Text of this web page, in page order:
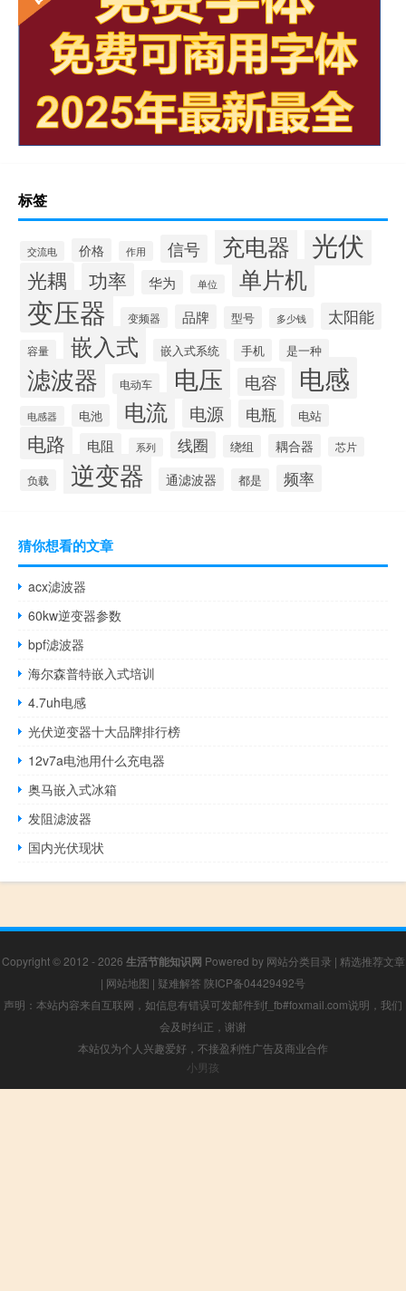
标签
交流电 价格 作用 信号 充电器 光伏
光耦 功率 华为 单位 单片机
变压器 变频器 品牌 型号 多少钱 太阳能
容量 嵌入式 嵌入式系统 手机 是一种
滤波器 电动车 电压 电容 电感
电感器 电池 电流 电源 电瓶 电站
电路 电阻 系列 线圈 绕组 耦合器 芯片
负载 逆变器 通滤波器 都是 频率
猜你想看的文章
acx滤波器
60kw逆变器参数
bpf滤波器
海尔森普特嵌入式培训
4.7uh电感
光伏逆变器十大品牌排行榜
12v7a电池用什么充电器
奥马嵌入式冰箱
发阻滤波器
国内光伏现状
Copyright © 2012 - 2026 生活节能知识网 Powered by 网站分类目录 | 精选推荐文章
| 网站地图 | 疑难解答 陕ICP备04429492号
声明：本站内容来自互联网，如信息有错误可发邮件到f_fb#foxmail.com说明，我们
会及时纠正，谢谢
本站仅为个人兴趣爱好，不接盈利性广告及商业合作
小男孩